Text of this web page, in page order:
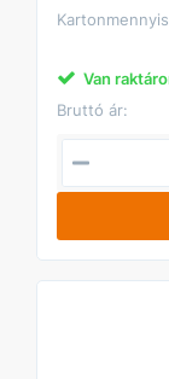
Van
Bruttó ár: